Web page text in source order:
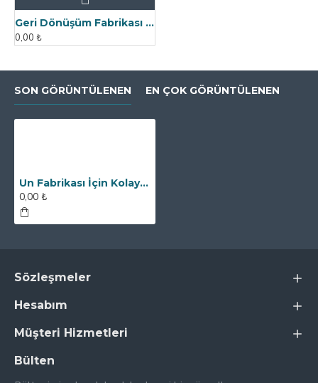
Geri Dönüşüm Fabrikası İçin Kolay Temizlenebilir Neodyum Elek Mıknatıs
0,00 ₺
SON GÖRÜNTÜLENEN EN ÇOK GÖRÜNTÜLENEN
Un Fabrikası İçin Kolay Temizlenebilir Neodyum Elek Mıknatıs
0,00 ₺
Sözleşmeler
Hesabım
Müşteri Hizmetleri
Bülten